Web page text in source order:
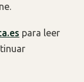
para leer